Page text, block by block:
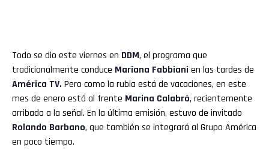
Todo se dio este viernes en DDM, el programa que
tradicionalmente conduce Mariana Fabbiani en las tardes de
América TV. Pero como la rubia está de vacaciones, en este
mes de enero está al frente Marina Calabró, recientemente
arribada a la señal. En la última emisión, estuvo de invitado
Rolando Barbano, que también se integrará al Grupo América
en poco tiempo.